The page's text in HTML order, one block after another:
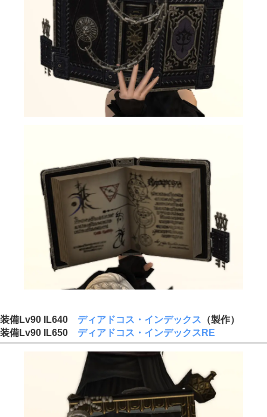
装備Lv90 IL640 ディアドコス・インデックス （製作）
装備Lv90 IL650 ディアドコス・インデックスRE